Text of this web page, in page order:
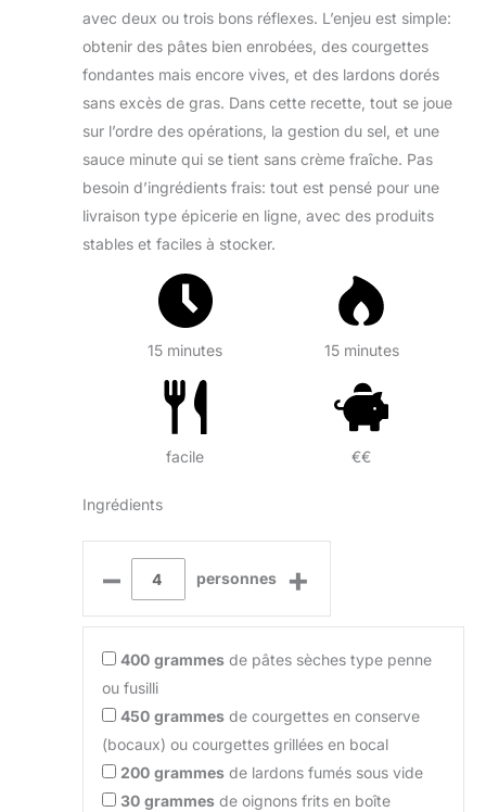
avec deux ou trois bons réflexes. L’enjeu est simple:
obtenir des pâtes bien enrobées, des courgettes
fondantes mais encore vives, et des lardons dorés
sans excès de gras. Dans cette recette, tout se joue
sur l’ordre des opérations, la gestion du sel, et une
sauce minute qui se tient sans crème fraîche. Pas
besoin d’ingrédients frais: tout est pensé pour une
livraison type épicerie en ligne, avec des produits
stables et faciles à stocker.
15 minutes 15 minutes
facile €€
Ingrédients
– personnes +
400 grammes de pâtes sèches type penne
ou fusilli
450 grammes de courgettes en conserve
(bocaux) ou courgettes grillées en bocal
200 grammes de lardons fumés sous vide
30 grammes de oignons frits en boîte